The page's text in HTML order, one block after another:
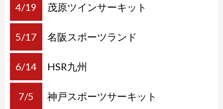
シ
ョ
ン
4/19 茂原ツインサーキット
5/17 名阪スポーツランド
6/14 HSR九州
7/5 神戸スポーツサーキット